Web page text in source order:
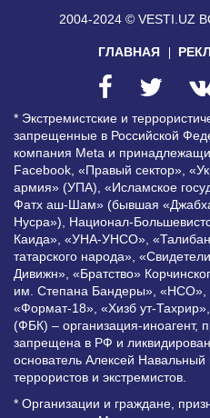
2004-2024 © VESTI.UZ
ГЛАВНАЯ
* Экстремистские и
запрещенные в Российской
компания Meta и
Facebook, «Правый сектор»,
армия» (УПА), «Исламское
Фатх аш-Шам» (бывшая
Нусра»), Национал-
Каида», «УНА-УНСО»,
татарского народа»,
Дивижн», «Братство»
им. Степана Бандеры», «НСО»,
«Формат-18», «Хизб ут-
(ФБК) – организация-иноагент,
запрещена в РФ и
основатель Алексей
террористов и экстремистов.
* Организации и граждане,